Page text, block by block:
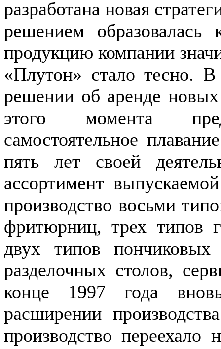
разработана новая
решением
продукцию компании
«Плутон» стало тесно.
решении об аренде
этого момента
самостоятельное
пять лет своей
ассортимент
производство восьми
фритюрниц, трех типов
двух типов
разделочных столов,
конце 1997 года
расширении
производство переехало